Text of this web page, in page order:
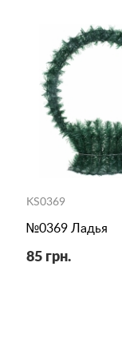
KS0369
№0369 Ладья
85 грн.